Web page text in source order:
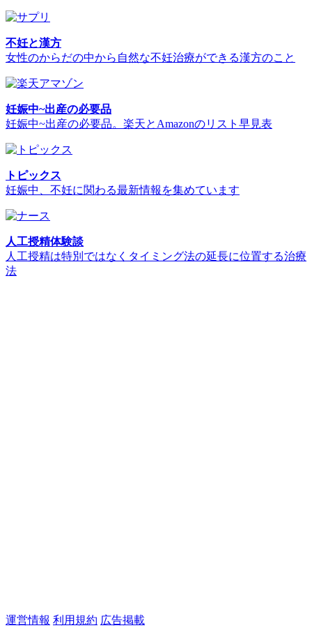
不妊と漢方
女性のからだの中から自然な不妊治療ができる漢方のこと
妊娠中~出産の必要品
妊娠中~出産の必要品。楽天とAmazonのリスト早見表
トピックス
妊娠中、不妊に関わる最新情報を集めています
人工授精体験談
人工授精は特別ではなくタイミング法の延長に位置する治療
法
運営情報 利用規約 広告掲載